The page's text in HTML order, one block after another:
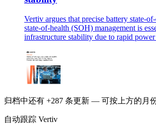
Vertiv argues that precise battery state-
state-of-health (SOH) management is
infrastructure stability due to rapid
归档中还有 +287 条更新 — 可按上方的月
自动跟踪 Vertiv